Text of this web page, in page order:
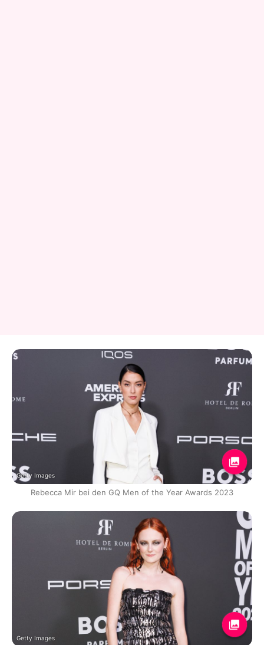
Getty Images
Rebecca Mir bei den GQ Men of the Year Awards 2023
Getty Images